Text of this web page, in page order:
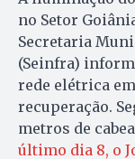
no Setor
Secretaria
(Seinfra)
rede elétrica
recuperação.
metros de
último dia 8, o